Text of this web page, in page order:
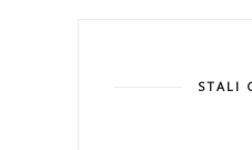
STALI